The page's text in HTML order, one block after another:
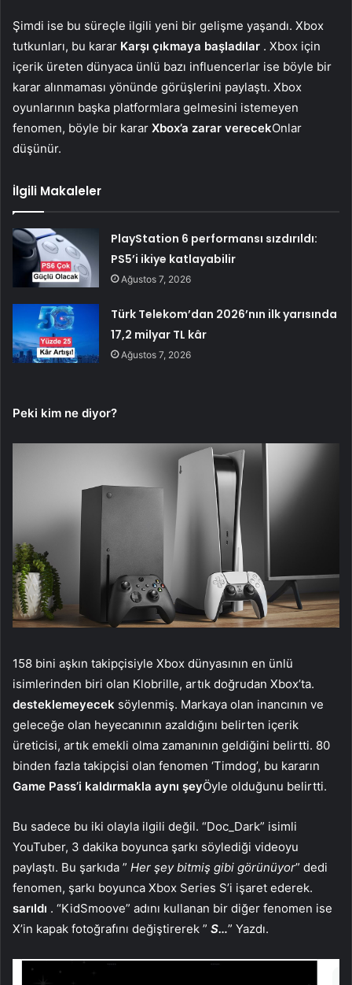
Şimdi ise bu süreçle ilgili yeni bir gelişme yaşandı. Xbox
tutkunları, bu karar Karşı çıkmaya başladılar . Xbox için
içerik üreten dünyaca ünlü bazı influencerlar ise böyle bir
karar alınmaması yönünde görüşlerini paylaştı. Xbox
oyunlarının başka platformlara gelmesini istemeyen
fenomen, böyle bir karar Xbox’a zarar verecekOnlar
düşünür.
İlgili Makaleler
PlayStation 6 performansı sızdırıldı:
PS5’i ikiye katlayabilir
Ağustos 7, 2026
Türk Telekom’dan 2026’nın ilk yarısında
17,2 milyar TL kâr
Ağustos 7, 2026
Peki kim ne diyor?
158 bini aşkın takipçisiyle Xbox dünyasının en ünlü
isimlerinden biri olan Klobrille, artık doğrudan Xbox’ta.
desteklemeyecek söylenmiş. Markaya olan inancının ve
geleceğe olan heyecanının azaldığını belirten içerik
üreticisi, artık emekli olma zamanının geldiğini belirtti. 80
binden fazla takipçisi olan fenomen ‘Timdog’, bu kararın
Game Pass’i kaldırmakla aynı şeyÖyle olduğunu belirtti.
Bu sadece bu iki olayla ilgili değil. “Doc_Dark” isimli
YouTuber, 3 dakika boyunca şarkı söylediği videoyu
paylaştı. Bu şarkıda ” Her şey bitmiş gibi görünüyor” dedi
fenomen, şarkı boyunca Xbox Series S’i işaret ederek.
sarıldı . “KidSmoove” adını kullanan bir diğer fenomen ise
X’in kapak fotoğrafını değiştirerek ” S…” Yazdı.